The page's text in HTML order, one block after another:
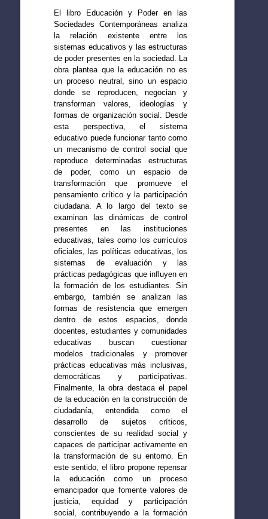
El libro Educación y Poder en las
Sociedades Contemporáneas analiza
la relación existente entre los
sistemas educativos y las estructuras
de poder presentes en la sociedad. La
obra plantea que la educación no es
un proceso neutral, sino un espacio
donde se reproducen, negocian y
transforman valores, ideologías y
formas de organización social. Desde
esta perspectiva, el sistema
educativo puede funcionar tanto como
un mecanismo de control social que
reproduce determinadas estructuras
de poder, como un espacio de
transformación que promueve el
pensamiento crítico y la participación
ciudadana. A lo largo del texto se
examinan las dinámicas de control
presentes en las instituciones
educativas, tales como los currículos
oficiales, las políticas educativas, los
sistemas de evaluación y las
prácticas pedagógicas que influyen en
la formación de los estudiantes. Sin
embargo, también se analizan las
formas de resistencia que emergen
dentro de estos espacios, donde
docentes, estudiantes y comunidades
educativas buscan cuestionar
modelos tradicionales y promover
prácticas educativas más inclusivas,
democráticas y participativas.
Finalmente, la obra destaca el papel
de la educación en la construcción de
ciudadanía, entendida como el
desarrollo de sujetos críticos,
conscientes de su realidad social y
capaces de participar activamente en
la transformación de su entorno. En
este sentido, el libro propone repensar
la educación como un proceso
emancipador que fomente valores de
justicia, equidad y participación
social, contribuyendo a la formación